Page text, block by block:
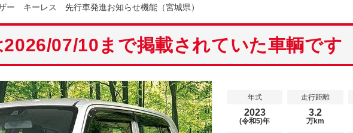
キーレス 先行車発進お知らせ機能（宮城県）
07/10まで掲載されていた車輌です
年式
2023
(令和5)年
走行距離
3.2
万km